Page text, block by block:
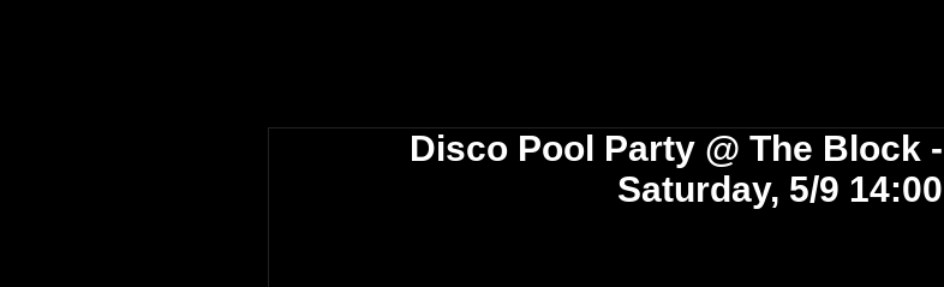
Disco Pool Party @ The Block -
Saturday, 5/9 14:00